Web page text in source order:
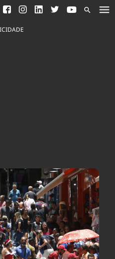
Saneamento
Indicadores
Meio Ambiente
Podcast
Política
Saúde
Tempo